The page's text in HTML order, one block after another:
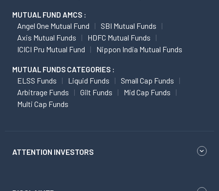
MUTUAL FUND AMCS :
Angel One Mutual Fund
SBI Mutual Funds
Axis Mutual Funds
HDFC Mutual Funds
ICICI Pru Mutual Fund
Nippon India Mutual Funds
MUTUAL FUNDS CATEGORIES :
ELSS Funds Liquid Funds
Small Cap Funds
Arbitrage Funds
Gilt Funds
Mid Cap Funds
Multi Cap Funds
ATTENTION INVESTORS